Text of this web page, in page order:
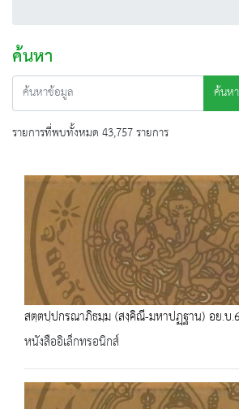
ค้นหา
ค้นหา
รายการที่พบทั้งหมด 43,757 รายการ
สตฺตปฺปกรณาภิธมฺม (สงฺคิณี-มหาปฏฺฐาน) อย.บ
หนังสืออิเล็กทรอนิกส์